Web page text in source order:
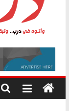
درب
وأتوه
درب..
وتبقى
هي